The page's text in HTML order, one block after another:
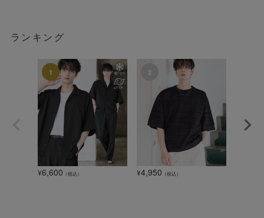
ランキング
¥6,600 （税込） ¥4,950 （税込）